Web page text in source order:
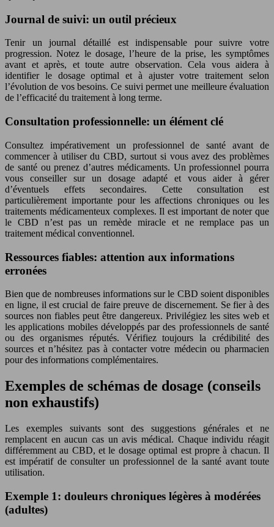
Journal de suivi: un outil précieux
Tenir un journal détaillé est indispensable pour suivre votre
progression. Notez le dosage, l’heure de la prise, les symptômes
avant et après, et toute autre observation. Cela vous aidera à
identifier le dosage optimal et à ajuster votre traitement selon
l’évolution de vos besoins. Ce suivi permet une meilleure évaluation
de l’efficacité du traitement à long terme.
Consultation professionnelle: un élément clé
Consultez impérativement un professionnel de santé avant de
commencer à utiliser du CBD, surtout si vous avez des problèmes
de santé ou prenez d’autres médicaments. Un professionnel pourra
vous conseiller sur un dosage adapté et vous aider à gérer
d’éventuels effets secondaires. Cette consultation est
particulièrement importante pour les affections chroniques ou les
traitements médicamenteux complexes. Il est important de noter que
le CBD n’est pas un remède miracle et ne remplace pas un
traitement médical conventionnel.
Ressources fiables: attention aux informations
erronées
Bien que de nombreuses informations sur le CBD soient disponibles
en ligne, il est crucial de faire preuve de discernement. Se fier à des
sources non fiables peut être dangereux. Privilégiez les sites web et
les applications mobiles développés par des professionnels de santé
ou des organismes réputés. Vérifiez toujours la crédibilité des
sources et n’hésitez pas à contacter votre médecin ou pharmacien
pour des informations complémentaires.
Exemples de schémas de dosage (conseils
non exhaustifs)
Les exemples suivants sont des suggestions générales et ne
remplacent en aucun cas un avis médical. Chaque individu réagit
différemment au CBD, et le dosage optimal est propre à chacun. Il
est impératif de consulter un professionnel de la santé avant toute
utilisation.
Exemple 1: douleurs chroniques légères à modérées
(adultes)